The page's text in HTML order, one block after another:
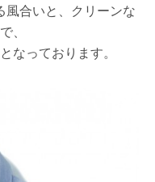
風合いと、クリーンな
、
なっております。